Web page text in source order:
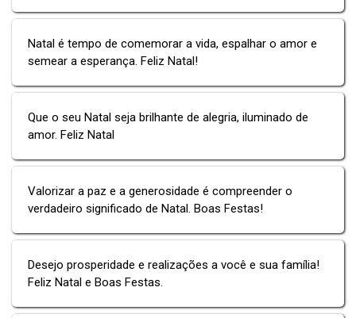
Natal é tempo de comemorar a vida, espalhar o amor e
semear a esperança. Feliz Natal!
Que o seu Natal seja brilhante de alegria, iluminado de
amor. Feliz Natal
Valorizar a paz e a generosidade é compreender o
verdadeiro significado de Natal. Boas Festas!
Desejo prosperidade e realizações a você e sua família!
Feliz Natal e Boas Festas.